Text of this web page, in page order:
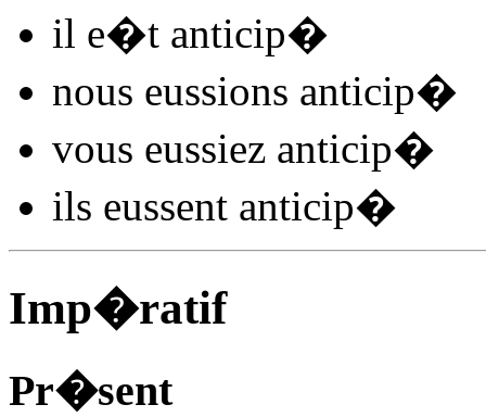
il e�t anticip�
nous eussions anticip�
vous eussiez anticip�
ils eussent anticip�
Imp�ratif
Pr�sent